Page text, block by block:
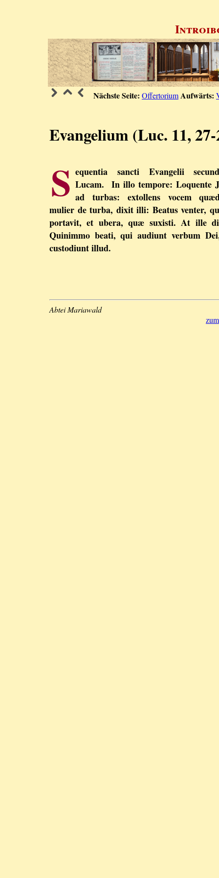
Nächste Seite: OffertoriumAufwärts:
Evangelium (Luc. 11,
S equentia sancti Evangelii
Lucam. In illo tempore: Loquente
ad turbas: extollens vocem
mulier de turba, dixit illi: Beatus venter,
portavit, et ubera, quæ suxisti. At ille
Quinimmo beati, qui audiunt verbum
custodiunt illud.
Abtei Mariawald